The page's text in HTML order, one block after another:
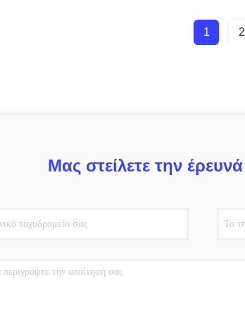
1 2
Μας στείλετε την